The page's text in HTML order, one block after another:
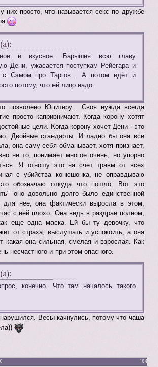
них просто, что называется секс по дружбе
и вкусное. Барышня всю главу
Дени, ужасается поступкам Рейегара и
с Сэмом про Таргов… А потом идёт и
потому, что ей лицо надо.
позволено Юпитеру... Своя нужда всегда
просто капризничают. Когда корону хотят
цели. Когда корону хочет Дени - это
Двойные стандарты. И ладно бы она все
она саму себя обманывает, хотя признает,
не то, понимает многое очень, но упорно
Я отношу это на счет травм от всех
с убийства конюшонка, не оправдываю
обозначаю откуда что пошло. Вот это
оно довольно долго было единственной
для нее, она фактически выросла в этом,
с ней плохо. Она ведь в раздрае полном,
еще одна маска. Ей бы ту девочку, что
от страха, выслушать и успокоить, а она
какая она сильная, смелая и взрослая. Как
несчастного и при этом опасного.
конечно. Что там началось такого
Весы качнулись, потому что чаша
184